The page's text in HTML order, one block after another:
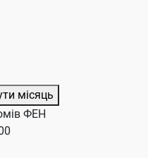
місяць
ФЕН